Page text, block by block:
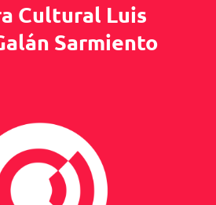
Cultural Luis
Sarmiento